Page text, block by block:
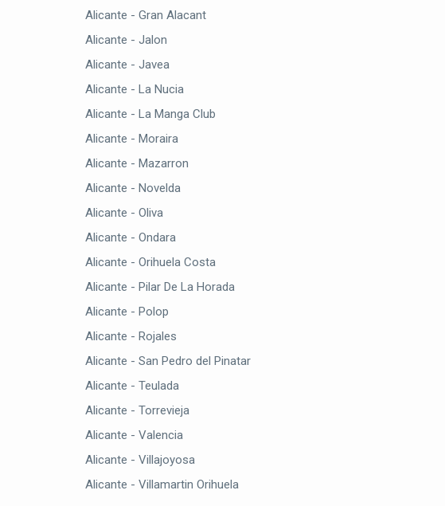
Alicante - Gran Alacant
Alicante - Jalon
Alicante - Javea
Alicante - La Nucia
Alicante - La Manga Club
Alicante - Moraira
Alicante - Mazarron
Alicante - Novelda
Alicante - Oliva
Alicante - Ondara
Alicante - Orihuela Costa
Alicante - Pilar De La Horada
Alicante - Polop
Alicante - Rojales
Alicante - San Pedro del Pinatar
Alicante - Teulada
Alicante - Torrevieja
Alicante - Valencia
Alicante - Villajoyosa
Alicante - Villamartin Orihuela